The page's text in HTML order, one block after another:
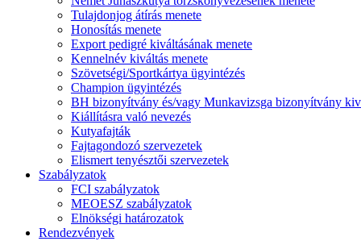
Tulajdonjog átírás menete
Honosítás menete
Export pedigré kiváltásának menete
Kennelnév kiváltás menete
Szövetségi/Sportkártya ügyintézés
Champion ügyintézés
BH bizonyítvány és/vagy Munkavizsga bizonyítvány
Kiállításra való nevezés
Kutyafajták
Fajtagondozó szervezetek
Elismert tenyésztői szervezetek
Szabályzatok
FCI szabályzatok
MEOESZ szabályzatok
Elnökségi határozatok
Rendezvények